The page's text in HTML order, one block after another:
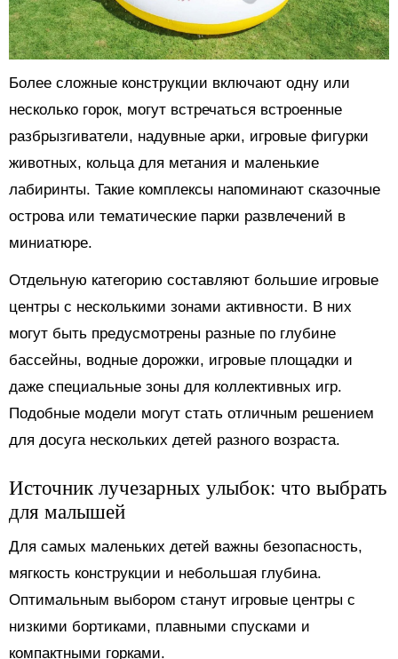
Более сложные конструкции включают одну или
несколько горок, могут встречаться встроенные
разбрызгиватели, надувные арки, игровые фигурки
животных, кольца для метания и маленькие
лабиринты. Такие комплексы напоминают сказочные
острова или тематические парки развлечений в
миниатюре.
Отдельную категорию составляют большие игровые
центры с несколькими зонами активности. В них
могут быть предусмотрены разные по глубине
бассейны, водные дорожки, игровые площадки и
даже специальные зоны для коллективных игр.
Подобные модели могут стать отличным решением
для досуга нескольких детей разного возраста.
Источник лучезарных улыбок: что выбрать
для малышей
Для самых маленьких детей важны безопасность,
мягкость конструкции и небольшая глубина.
Оптимальным выбором станут игровые центры с
низкими бортиками, плавными спусками и
компактными горками.